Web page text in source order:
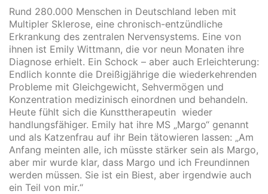
Rund 280.000 Menschen in Deutschland leben mit
Multipler Sklerose, eine chronisch-entzündliche
Erkrankung des zentralen Nervensystems. Eine von
ihnen ist Emily Wittmann, die vor neun Monaten ihre
Diagnose erhielt. Ein Schock – aber auch Erleichterung:
Endlich konnte die Dreißigjährige die wiederkehrenden
Probleme mit Gleichgewicht, Sehvermögen und
Konzentration medizinisch einordnen und behandeln.
Heute fühlt sich die Kunsttherapeutin wieder
handlungsfähiger. Emily hat ihre MS „Margo“ genannt
und als Katzenfrau auf ihr Bein tätowieren lassen: „Am
Anfang meinten alle, ich müsste stärker sein als Margo,
aber mir wurde klar, dass Margo und ich Freundinnen
werden müssen. Sie ist ein Biest, aber irgendwie auch
ein Teil von mir.“